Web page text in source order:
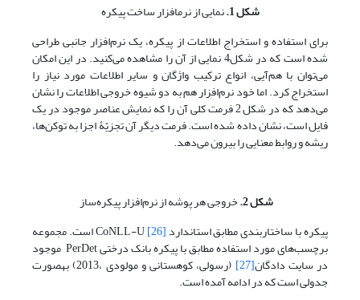
شکل 1. نمایی از نرم‎افزار ساخت پیکره
برای استفاده و استخراج اطلاعات از پیکره، یک نرم‌افزار جانبی طراحی
شده است که در شکل4 نمایی از آن را مشاهده می‌کنید. در این امکان
می‌توان با هم‌آیی، انواع ترکیب واژگان و سایر اطلاعات مورد نیاز را
استخراج کرد. اما خود نرم‌افزار هم به دو شیوه خروجی اطلاعات را نشان
می‌دهد که در شکل 2 فرمت کلی آن را که نمایش عناصر موجود در یک
فایل است، نشان داده شده است. فرمت دیگر آن تجزیّۀ اجزا به توکن‌ها،
ریشه و روابط معنایی را بیرون می‌دهد.
شکل 2. خروجی هر پوشه از نرم‌افزار پیکره‌ساز
پیکره با ساختاربندی مطابق استاندارد CoNLL-U[26] است. مجموعه
برچسب‌های مورد استفاده مطابق با پیکره بانک درختی PerDet موجود
در سایت دادگان[27] (رسولی، کوهستانی و مولودی ،2013) به‎صورت
جدولی است که در ادامه آمده است.